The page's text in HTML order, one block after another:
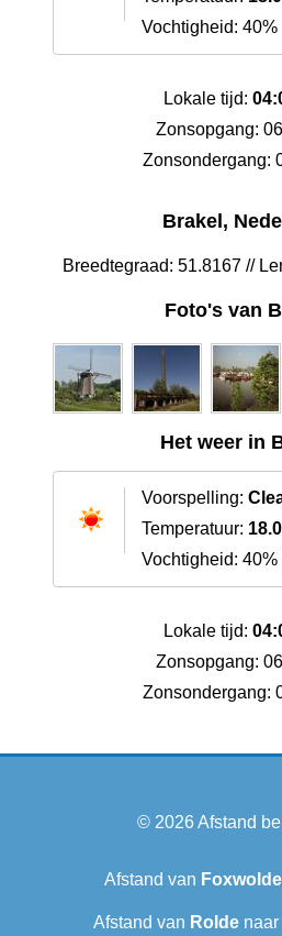
Vochtigheid: 40%
Lokale tijd:
Zonsopgang:
Zonsondergang:
Brakel,
Breedtegraad: 51.8167 //
Foto's van
Het weer in
Voorspelling:
Temperatuur:
Vochtigheid: 40%
Lokale tijd:
Zonsopgang:
Zonsondergang:
© 2026Afstand
Afstand van Foxwolde
Afstand van Roldenaar